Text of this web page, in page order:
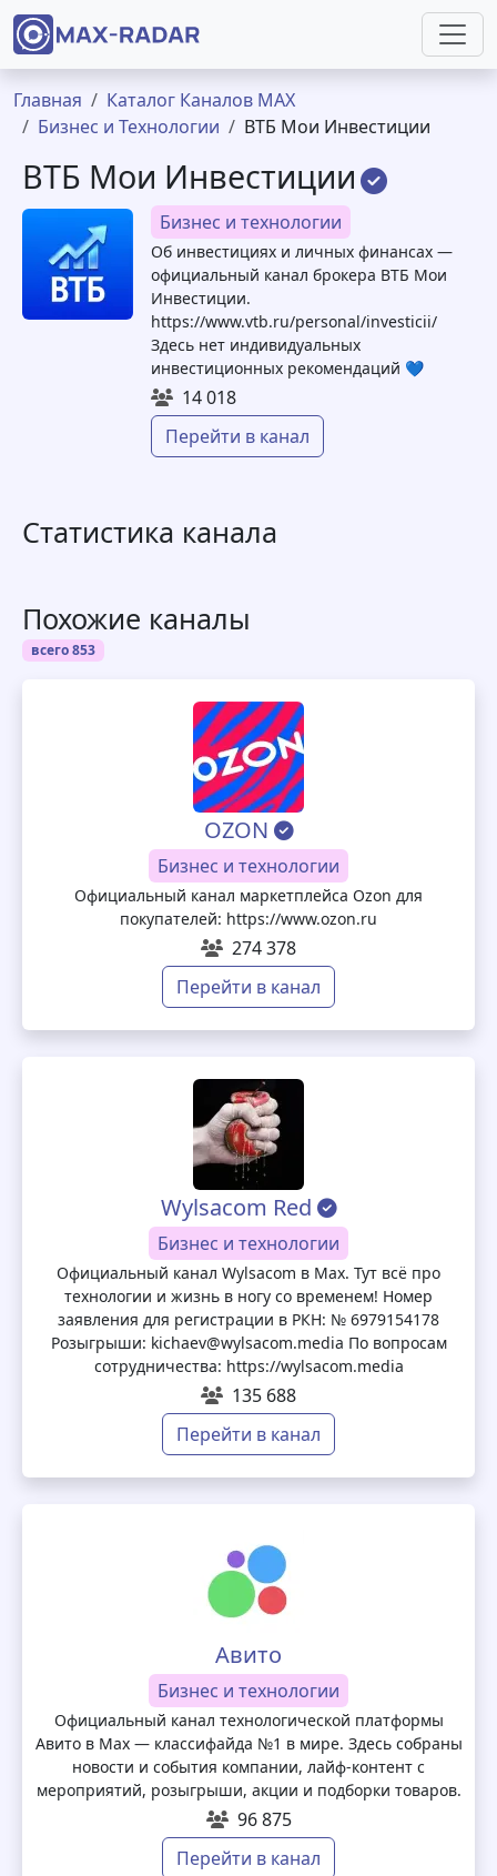
Перейти к основному содержанию
Строка навигации
Главная
Каталог Каналов MAX
Бизнес и Технологии
ВТБ Мои Инвестиции
ВТБ Мои Инвестиции
Бизнес и технологии
Об инвестициях и личных финансах —
официальный канал брокера ВТБ Мои
Инвестиции.
https://www.vtb.ru/personal/investicii/
Здесь нет индивидуальных
инвестиционных рекомендаций 💙
14 018
Перейти в канал
Статистика канала
Похожие каналы
всего 853
OZON
Бизнес и технологии
Официальный канал маркетплейса Ozon для
покупателей: https://www.ozon.ru
274 378
Перейти в канал
Wylsacom Red
Бизнес и технологии
Официальный канал Wylsacom в Max. Тут всё про
технологии и жизнь в ногу со временем! Номер
заявления для регистрации в РКН: № 6979154178
Розыгрыши: kichaev@wylsacom.media По вопросам
сотрудничества: https://wylsacom.media
135 688
Перейти в канал
Авито
Бизнес и технологии
Официальный канал технологической платформы
Авито в Max — классифайда №1 в мире. Здесь собраны
новости и события компании, лайф‑контент с
мероприятий, розыгрыши, акции и подборки товаров.
96 875
Перейти в канал